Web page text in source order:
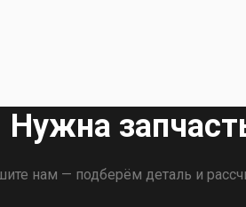
Нужна
нам — подберём деталь и